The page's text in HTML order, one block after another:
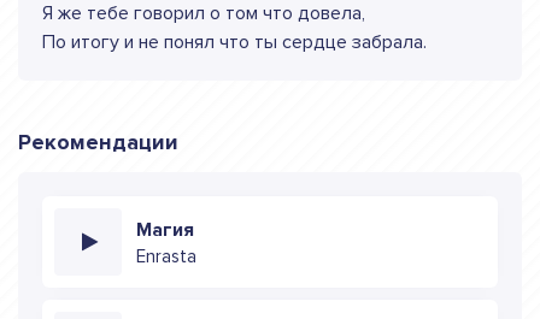
Я же тебе говорил о том что довела,
По итогу и не понял что ты сердце забрала.
Рекомендации
Магия
Enrasta